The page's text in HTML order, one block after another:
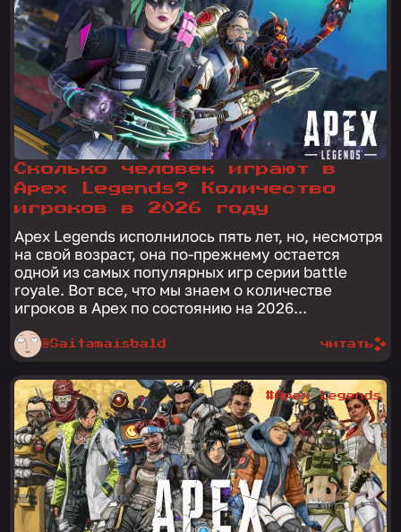
Сколько человек играют в
Apex Legends? Количество
игроков в 2026 году
Apex Legends исполнилось пять лет, но, несмотря
на свой возраст, она по-прежнему остается
одной из самых популярных игр серии battle
royale. Вот все, что мы знаем о количестве
игроков в Apex по состоянию на 2026...
@Saitamaisbald читать
#Apex Legends